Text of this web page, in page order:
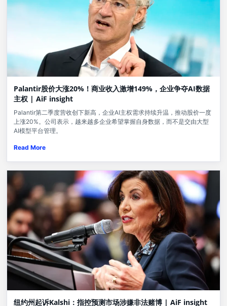
Palantir股价大涨20%！商业收入激增149%，企业争夺AI数据
主权 | AiF insight
Palantir第二季度营收创下新高，企业AI主权需求持续升温，推动股价一度
上涨20%。公司表示，越来越多企业希望掌握自身数据，而不是交由大型
AI模型平台管理。
Read More
纽约州起诉Kalshi：指控预测市场涉嫌非法赌博 | AiF insight